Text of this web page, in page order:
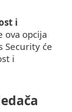
i
ova opcija
Security će
i